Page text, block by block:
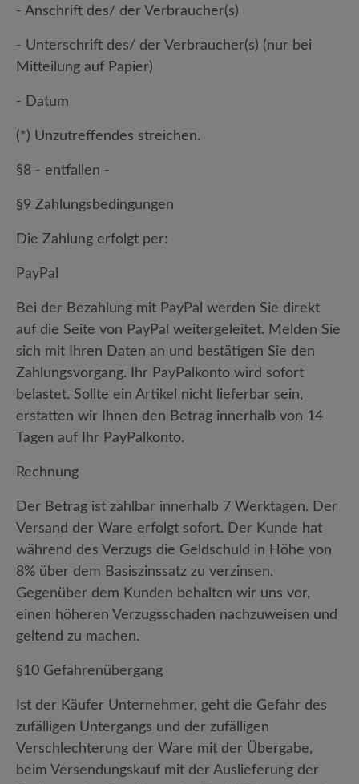
- Anschrift des/ der Verbraucher(s)
- Unterschrift des/ der Verbraucher(s) (nur bei
Mitteilung auf Papier)
- Datum
(*) Unzutreffendes streichen.
§8 - entfallen -
§9 Zahlungsbedingungen
Die Zahlung erfolgt per:
PayPal
Bei der Bezahlung mit PayPal werden Sie direkt
auf die Seite von PayPal weitergeleitet. Melden Sie
sich mit Ihren Daten an und bestätigen Sie den
Zahlungsvorgang. Ihr PayPalkonto wird sofort
belastet. Sollte ein Artikel nicht lieferbar sein,
erstatten wir Ihnen den Betrag innerhalb von 14
Tagen auf Ihr PayPalkonto.
Rechnung
Der Betrag ist zahlbar innerhalb 7 Werktagen. Der
Versand der Ware erfolgt sofort. Der Kunde hat
während des Verzugs die Geldschuld in Höhe von
8% über dem Basiszinssatz zu verzinsen.
Gegenüber dem Kunden behalten wir uns vor,
einen höheren Verzugsschaden nachzuweisen und
geltend zu machen.
§10 Gefahrenübergang
Ist der Käufer Unternehmer, geht die Gefahr des
zufälligen Untergangs und der zufälligen
Verschlechterung der Ware mit der Übergabe,
beim Versendungskauf mit der Auslieferung der